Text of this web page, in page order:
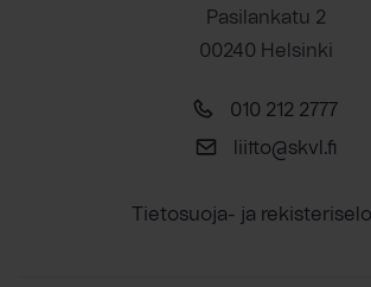
Pasilankatu 2
00240 Helsinki
010 212 2777
liitto@skvl.fi
Tietosuoja- ja